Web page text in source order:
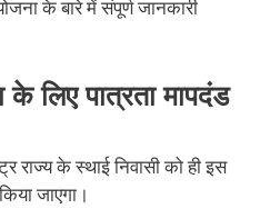
के बारे में संपूर्ण जानकारी
लिए पात्रता मापदंड
राज्य के स्थाई निवासी को ही इस
जाएगा।